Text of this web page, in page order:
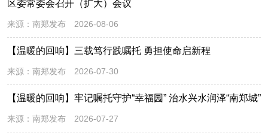
一线工作日 创建全国文明城市
乡村振兴 网站年度报表
区委常委会召开（扩大）会议
来源： 南郑发布 2026-08-06
【温暖的回响】三载笃行践嘱托 勇担使命启新程
来源： 南郑发布 2026-07-30
【温暖的回响】牢记嘱托守护“幸福园” 治水兴水润泽“南郑城”
来源： 南郑发布 2026-07-27